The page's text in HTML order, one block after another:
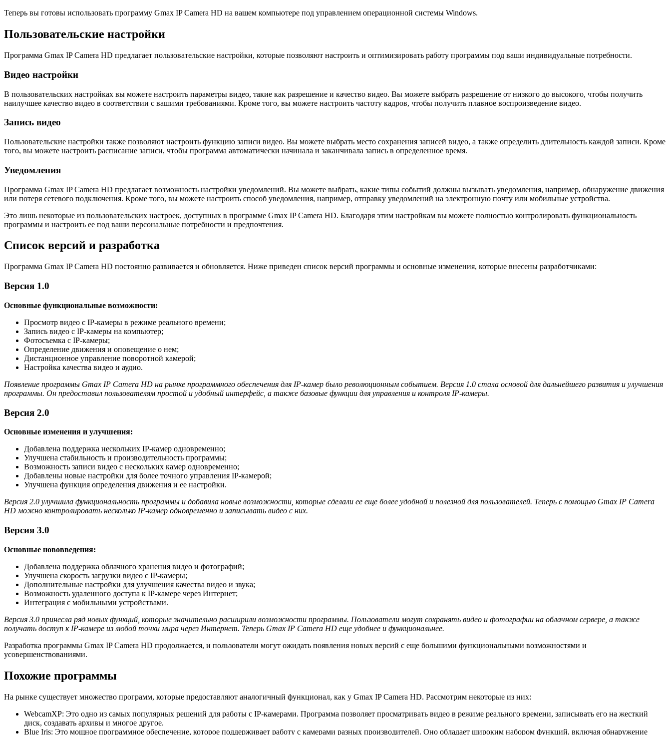
Теперь вы готовы использовать программу Gmax IP Camera HD на вашем компьютере под управлением операционной системы Windows.
Пользовательские настройки
Программа Gmax IP Camera HD предлагает пользовательские настройки, которые позволяют настроить и оптимизировать работу программы под ваши индивидуальные потребности.
Видео настройки
В пользовательских настройках вы можете настроить параметры видео, такие как разрешение и качество видео. Вы можете выбрать разрешение от низкого до высокого, чтобы получить
наилучшее качество видео в соответствии с вашими требованиями. Кроме того, вы можете настроить частоту кадров, чтобы получить плавное воспроизведение видео.
Запись видео
Пользовательские настройки также позволяют настроить функцию записи видео. Вы можете выбрать место сохранения записей видео, а также определить длительность каждой записи. Кроме
того, вы можете настроить расписание записи, чтобы программа автоматически начинала и заканчивала запись в определенное время.
Уведомления
Программа Gmax IP Camera HD предлагает возможность настройки уведомлений. Вы можете выбрать, какие типы событий должны вызывать уведомления, например, обнаружение движения
или потеря сетевого подключения. Кроме того, вы можете настроить способ уведомления, например, отправку уведомлений на электронную почту или мобильные устройства.
Это лишь некоторые из пользовательских настроек, доступных в программе Gmax IP Camera HD. Благодаря этим настройкам вы можете полностью контролировать функциональность
программы и настроить ее под ваши персональные потребности и предпочтения.
Список версий и разработка
Программа Gmax IP Camera HD постоянно развивается и обновляется. Ниже приведен список версий программы и основные изменения, которые внесены разработчиками:
Версия 1.0
Основные функциональные возможности:
Просмотр видео с IP-камеры в режиме реального времени;
Запись видео с IP-камеры на компьютер;
Фотосъемка с IP-камеры;
Определение движения и оповещение о нем;
Дистанционное управление поворотной камерой;
Настройка качества видео и аудио.
Появление программы Gmax IP Camera HD на рынке программного обеспечения для IP-камер было революционным событием. Версия 1.0 стала основой для дальнейшего развития и улучшения
программы. Он предоставил пользователям простой и удобный интерфейс, а также базовые функции для управления и контроля IP-камеры.
Версия 2.0
Основные изменения и улучшения:
Добавлена поддержка нескольких IP-камер одновременно;
Улучшена стабильность и производительность программы;
Возможность записи видео с нескольких камер одновременно;
Добавлены новые настройки для более точного управления IP-камерой;
Улучшена функция определения движения и ее настройки.
Версия 2.0 улучшила функциональность программы и добавила новые возможности, которые сделали ее еще более удобной и полезной для пользователей. Теперь с помощью Gmax IP Camera
HD можно контролировать несколько IP-камер одновременно и записывать видео с них.
Версия 3.0
Основные нововведения:
Добавлена поддержка облачного хранения видео и фотографий;
Улучшена скорость загрузки видео с IP-камеры;
Дополнительные настройки для улучшения качества видео и звука;
Возможность удаленного доступа к IP-камере через Интернет;
Интеграция с мобильными устройствами.
Версия 3.0 принесла ряд новых функций, которые значительно расширили возможности программы. Пользователи могут сохранять видео и фотографии на облачном сервере, а также
получать доступ к IP-камере из любой точки мира через Интернет. Теперь Gmax IP Camera HD еще удобнее и функциональнее.
Разработка программы Gmax IP Camera HD продолжается, и пользователи могут ожидать появления новых версий с еще большими функциональными возможностями и
усовершенствованиями.
Похожие программы
На рынке существует множество программ, которые предоставляют аналогичный функционал, как у Gmax IP Camera HD. Рассмотрим некоторые из них:
WebcamXP: Это одно из самых популярных решений для работы с IP-камерами. Программа позволяет просматривать видео в режиме реального времени, записывать его на жесткий
диск, создавать архивы и многое другое.
Blue Iris: Это мощное программное обеспечение, которое поддерживает работу с камерами разных производителей. Оно обладает широким набором функций, включая обнаружение